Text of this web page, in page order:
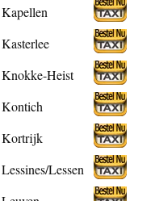
Kapellen
Kasterlee
Knokke-Heist
Kontich
Kortrijk
Lessines/Lessen